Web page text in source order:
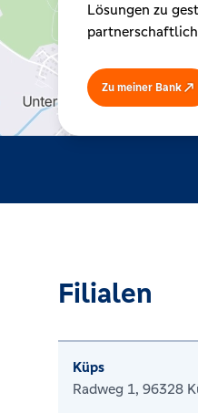
Immobilien
Lösungen zu
Zu meiner Bank
Filialen
Küps
Radweg 1, 96328